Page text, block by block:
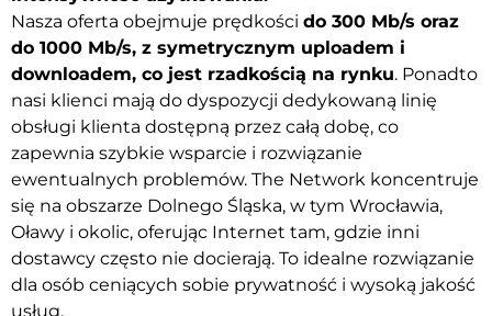
Nasza oferta obejmuje prędkości do 300 Mb/s oraz
do 1000 Mb/s, z symetrycznym uploadem i
downloadem, co jest rzadkością na rynku. Ponadto
nasi klienci mają do dyspozycji dedykowaną linię
obsługi klienta dostępną przez całą dobę, co
zapewnia szybkie wsparcie i rozwiązanie
ewentualnych problemów. The Network koncentruje
się na obszarze Dolnego Śląska, w tym Wrocławia,
Oławy i okolic, oferując Internet tam, gdzie inni
dostawcy często nie docierają. To idealne rozwiązanie
dla osób ceniących sobie prywatność i wysoką jakość
usług.